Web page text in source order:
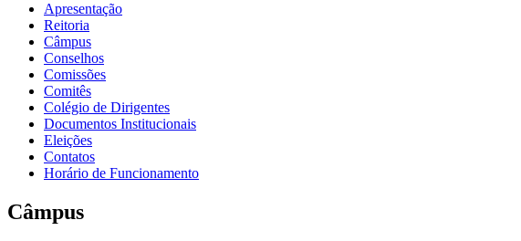
Apresentação
Reitoria
Câmpus
Conselhos
Comissões
Comitês
Colégio de Dirigentes
Documentos Institucionais
Eleições
Contatos
Horário de Funcionamento
Câmpus